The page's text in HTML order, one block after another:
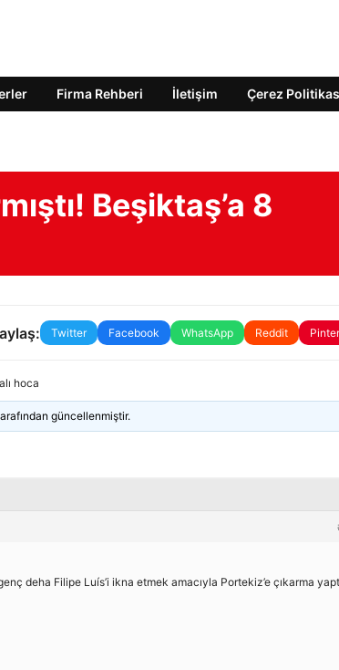
Firma Rehberi İletişim Çerez
Beşiktaş’a 8
Twitter Facebook WhatsApp Reddit
hoca
güncellenmiştir.
deha Filipe Luís’i ikna etmek amacıyla Portekiz’e çıkarma